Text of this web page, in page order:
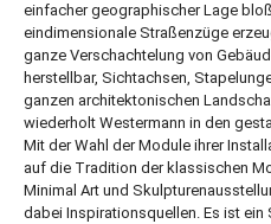
einfacher geographischer Lage
eindimensionale Straßenzüge
ganze Verschachtelung von
herstellbar, Sichtachsen,
ganzen architektonischen
wiederholt Westermann in den
Mit der Wahl der Module ihrer
auf die Tradition der klassischen
Minimal Art und
dabei Inspirationsquellen. Es ist